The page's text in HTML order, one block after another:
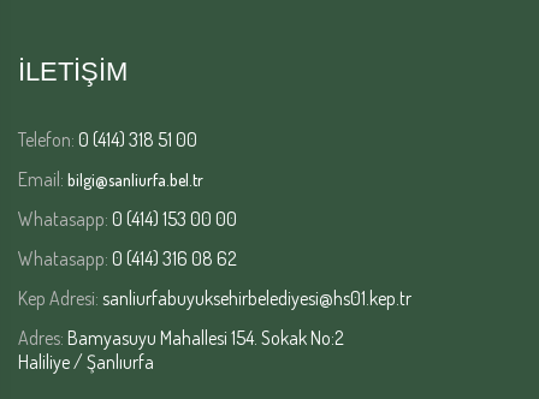
İLETİŞİM
Telefon: 0 (414) 318 51 00
Email: bilgi@sanliurfa.bel.tr
Whatasapp: 0 (414) 153 00 00
Whatasapp: 0 (414) 316 08 62
Kep Adresi: sanliurfabuyuksehirbelediyesi@hs01.kep.tr
Adres: Bamyasuyu Mahallesi 154. Sokak No:2
Haliliye / Şanlıurfa